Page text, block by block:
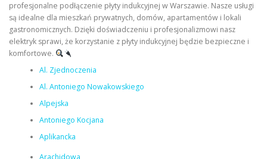
profesjonalne podłączenie płyty indukcyjnej w Warszawie. Nasze usługi
są idealne dla mieszkań prywatnych, domów, apartamentów i lokali
gastronomicznych. Dzięki doświadczeniu i profesjonalizmowi nasz
elektryk sprawi, że korzystanie z płyty indukcyjnej będzie bezpieczne i
komfortowe.
Al. Zjednoczenia
Al. Antoniego Nowakowskiego
Alpejska
Antoniego Kocjana
Aplikancka